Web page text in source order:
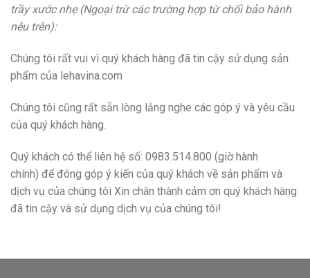
trầy xước nhẹ (Ngoại trừ các trường hợp từ chối bảo hành
nêu trên):
Chúng tôi rất vui vì quý khách hàng đã tin cậy sử dụng sản
phẩm của lehavina.com
Chúng tôi cũng rất sẵn lòng lắng nghe các góp ý và yêu cầu
của quý khách hàng.
Quý khách có thể liên hệ số: 0983.514.800 (giờ hành
chính) để đóng góp ý kiến của quý khách về sản phẩm và
dịch vụ của chúng tôi Xin chân thành cảm ơn quý khách hàng
đã tin cậy và sử dụng dịch vụ của chúng tôi!